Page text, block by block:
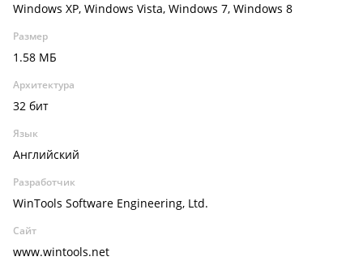
Windows XP, Windows Vista, Windows 7, Windows 8
Размер
1.58 МБ
Архитектура
32 бит
Язык
Английский
Разработчик
WinTools Software Engineering, Ltd.
Сайт
www.wintools.net